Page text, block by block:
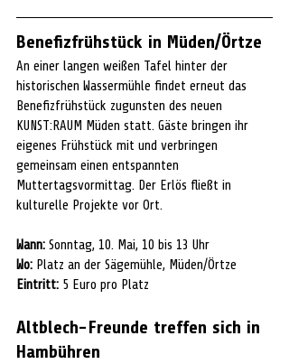
Benefizfrühstück in Müden/Örtze
An einer langen weißen Tafel hinter der
historischen Wassermühle findet erneut das
Benefizfrühstück zugunsten des neuen
KUNST:RAUM Müden statt. Gäste bringen ihr
eigenes Frühstück mit und verbringen
gemeinsam einen entspannten
Muttertagsvormittag. Der Erlös fließt in
kulturelle Projekte vor Ort.
Wann: Sonntag, 10. Mai, 10 bis 13 Uhr
Wo: Platz an der Sägemühle, Müden/Örtze
Eintritt: 5 Euro pro Platz
Altblech-Freunde treffen sich in
Hambühren